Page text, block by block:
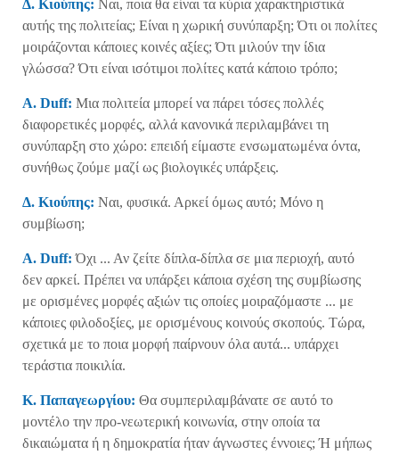
Δ. Κιούπης: Ναι, ποια θα είναι τα κύρια χαρακτηριστικά
αυτής της πολιτείας; Είναι η χωρική συνύπαρξη; Ότι οι πολίτες
μοιράζονται κάποιες κοινές αξίες; Ότι μιλούν την ίδια
γλώσσα? Ότι είναι ισότιμοι πολίτες κατά κάποιο τρόπο;
A. Duff: Μια πολιτεία μπορεί να πάρει τόσες πολλές
διαφορετικές μορφές, αλλά κανονικά περιλαμβάνει τη
συνύπαρξη στο χώρο: επειδή είμαστε ενσωματωμένα όντα,
συνήθως ζούμε μαζί ως βιολογικές υπάρξεις.
Δ. Κιούπης: Ναι, φυσικά. Αρκεί όμως αυτό; Μόνο η
συμβίωση;
A. Duff: Όχι ... Αν ζείτε δίπλα-δίπλα σε μια περιοχή, αυτό
δεν αρκεί. Πρέπει να υπάρξει κάποια σχέση της συμβίωσης
με ορισμένες μορφές αξιών τις οποίες μοιραζόμαστε ... με
κάποιες φιλοδοξίες, με ορισμένους κοινούς σκοπούς. Τώρα,
σχετικά με το ποια μορφή παίρνουν όλα αυτά... υπάρχει
τεράστια ποικιλία.
Κ. Παπαγεωργίου: Θα συμπεριλαμβάνατε σε αυτό το
μοντέλο την προ-νεωτερική κοινωνία, στην οποία τα
δικαιώματα ή η δημοκρατία ήταν άγνωστες έννοιες; Ή μήπως